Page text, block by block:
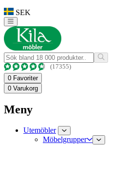
SEK
(17355)
0 Favoriter
0 Varukorg
Meny
Utemöbler
Möbelgrupper